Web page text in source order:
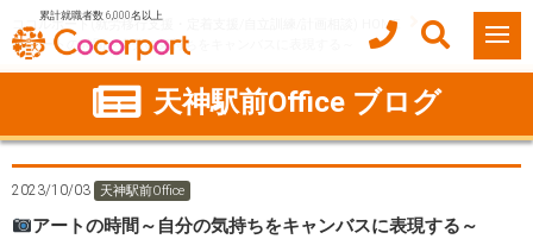
累計就職者数 6,000名以上
ココルポート(就労移行支援・定着支援/自立訓練/計画相談) HOME
アートの時間～自分の気持ちをキャンバスに表現する～
天神駅前Office ブログ
2023/10/03 天神駅前Office
アートの時間～自分の気持ちをキャンバスに表現する～